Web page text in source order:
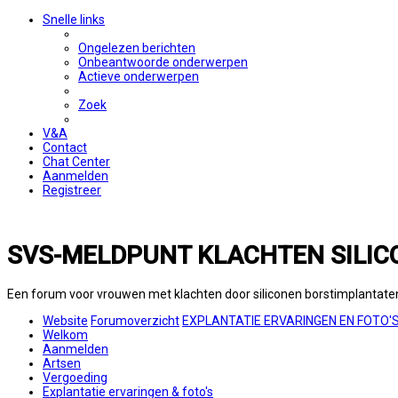
Snelle links
Ongelezen berichten
Onbeantwoorde onderwerpen
Actieve onderwerpen
Zoek
V&A
Contact
Chat Center
Aanmelden
Registreer
SVS-MELDPUNT KLACHTEN
Een forum voor vrouwen met klachten door siliconen
Website ForumoverzichtEXPLANTATIE ERVARINGEN EN FOTO'S
Welkom
Aanmelden
Artsen
Vergoeding
Explantatie ervaringen & foto's